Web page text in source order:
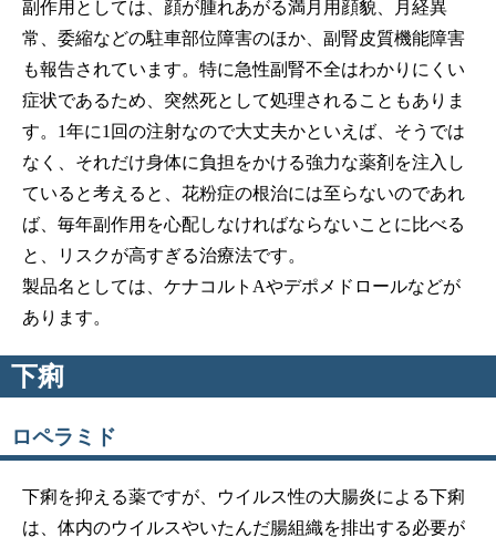
副作用としては、顔が腫れあがる満月用顔貌、月経異
常、委縮などの駐車部位障害のほか、副腎皮質機能障害
も報告されています。特に急性副腎不全はわかりにくい
症状であるため、突然死として処理されることもありま
す。1年に1回の注射なので大丈夫かといえば、そうでは
なく、それだけ身体に負担をかける強力な薬剤を注入し
ていると考えると、花粉症の根治には至らないのであれ
ば、毎年副作用を心配しなければならないことに比べる
と、リスクが高すぎる治療法です。
製品名としては、ケナコルトAやデポメドロールなどが
あります。
下痢
ロペラミド
下痢を抑える薬ですが、ウイルス性の大腸炎による下痢
は、体内のウイルスやいたんだ腸組織を排出する必要が